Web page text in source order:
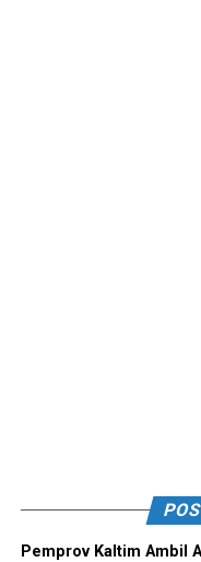
Pemprov Kaltim Ambil